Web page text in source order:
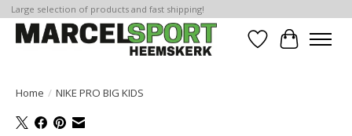
Large selection of products and fast shipping!
Verlanglijst
Home / NIKE PRO BIG KIDS